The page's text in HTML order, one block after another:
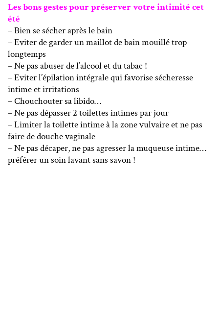
Les bons gestes pour préserver votre intimité cet
été
– Bien se sécher après le bain
– Eviter de garder un maillot de bain mouillé trop
longtemps
– Ne pas abuser de l’alcool et du tabac !
– Eviter l’épilation intégrale qui favorise sécheresse
intime et irritations
– Chouchouter sa libido…
– Ne pas dépasser 2 toilettes intimes par jour
– Limiter la toilette intime à la zone vulvaire et ne pas
faire de douche vaginale
– Ne pas décaper, ne pas agresser la muqueuse intime…
préférer un soin lavant sans savon !